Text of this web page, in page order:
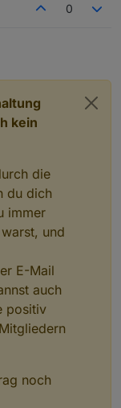
0
kein
die
du dich
immer
und
E-Mail
auch
positiv
noch